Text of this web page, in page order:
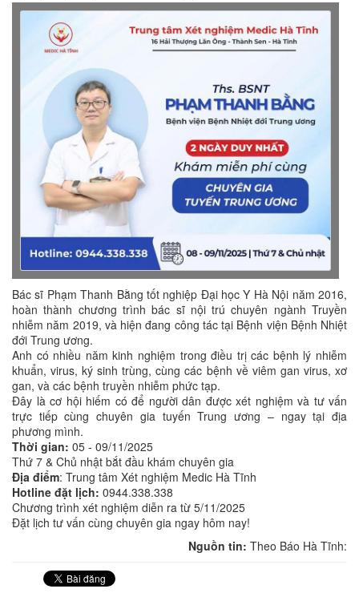
Bác sĩ Phạm Thanh Bằng tốt nghiệp Đại học Y Hà Nội năm 2016,
hoàn thành chương trình bác sĩ nội trú chuyên ngành Truyền
nhiễm năm 2019, và hiện đang công tác tại Bệnh viện Bệnh Nhiệt
đới Trung ương.
Anh có nhiều năm kinh nghiệm trong điều trị các bệnh lý nhiễm
khuẩn, virus, ký sinh trùng, cùng các bệnh về viêm gan virus, xơ
gan, và các bệnh truyền nhiễm phức tạp.
Đây là cơ hội hiếm có để người dân được xét nghiệm và tư vấn
trực tiếp cùng chuyên gia tuyến Trung ương – ngay tại địa
phương mình.
Thời gian: 05 - 09/11/2025
Thứ 7 & Chủ nhật bắt đầu khám chuyên gia
Địa điểm: Trung tâm Xét nghiệm Medic Hà Tĩnh
Hotline đặt lịch: 0944.338.338
Chương trình xét nghiệm diễn ra từ 5/11/2025
Đặt lịch tư vấn cùng chuyên gia ngay hôm nay!
Nguồn tin: Theo Báo Hà Tĩnh: